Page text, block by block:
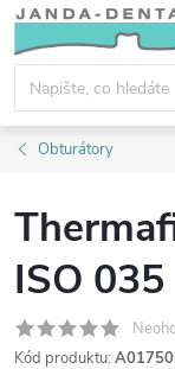
Přejít
obsah
Obturátory
ISO 035
Kód produktu: